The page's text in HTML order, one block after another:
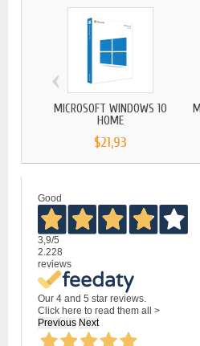
MICROSOFT WINDOWS 10
HOME
$21,93
‹
Good
3,9/5
2.228
reviews
Our 4 and 5 star reviews.
Click here to read them all >
Previous Next